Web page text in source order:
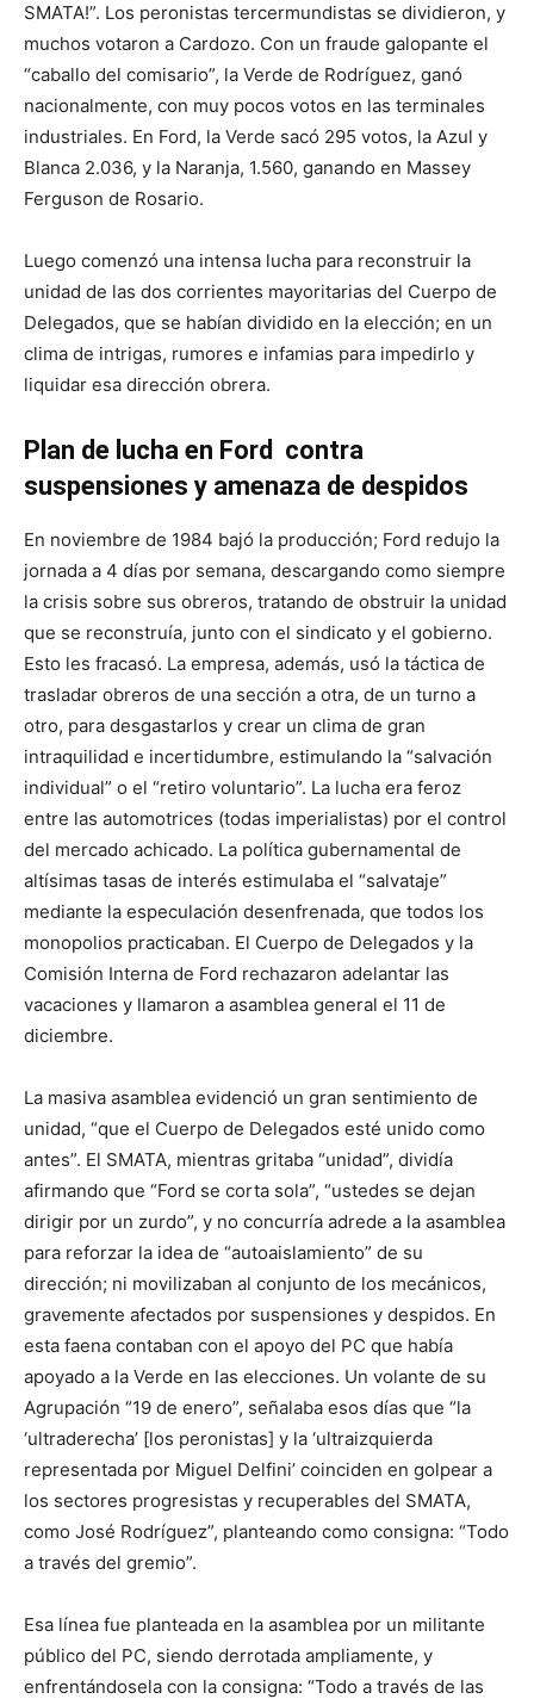
SMATA!”. Los peronistas tercermundistas se dividieron, y
muchos votaron a Cardozo. Con un fraude galopante el
“caballo del comisario”, la Verde de Rodríguez, ganó
nacionalmente, con muy pocos votos en las terminales
industriales. En Ford, la Verde sacó 295 votos, la Azul y
Blanca 2.036, y la Naranja, 1.560, ganando en Massey
Ferguson de Rosario.
Luego comenzó una intensa lucha para reconstruir la
unidad de las dos corrientes mayoritarias del Cuerpo de
Delegados, que se habían dividido en la elección; en un
clima de intrigas, rumores e infamias para impedirlo y
liquidar esa dirección obrera.
Plan de lucha en Ford contra
suspensiones y amenaza de despidos
En noviembre de 1984 bajó la producción; Ford redujo la
jornada a 4 días por semana, descargando como siempre
la crisis sobre sus obreros, tratando de obstruir la unidad
que se reconstruía, junto con el sindicato y el gobierno.
Esto les fracasó. La empresa, además, usó la táctica de
trasladar obreros de una sección a otra, de un turno a
otro, para desgastarlos y crear un clima de gran
intraquilidad e incertidumbre, estimulando la “salvación
individual” o el “retiro voluntario”. La lucha era feroz
entre las automotrices (todas imperialistas) por el control
del mercado achicado. La política gubernamental de
altísimas tasas de interés estimulaba el “salvataje”
mediante la especulación desenfrenada, que todos los
monopolios practicaban. El Cuerpo de Delegados y la
Comisión Interna de Ford rechazaron adelantar las
vacaciones y llamaron a asamblea general el 11 de
diciembre.
La masiva asamblea evidenció un gran sentimiento de
unidad, “que el Cuerpo de Delegados esté unido como
antes”. El SMATA, mientras gritaba “unidad”, dividía
afirmando que “Ford se corta sola”, “ustedes se dejan
dirigir por un zurdo”, y no concurría adrede a la asamblea
para reforzar la idea de “autoaislamiento” de su
dirección; ni movilizaban al conjunto de los mecánicos,
gravemente afectados por suspensiones y despidos. En
esta faena contaban con el apoyo del PC que había
apoyado a la Verde en las elecciones. Un volante de su
Agrupación “19 de enero”, señalaba esos días que “la
‘ultraderecha’ [los peronistas] y la ‘ultraizquierda
representada por Miguel Delfini’ coinciden en golpear a
los sectores progresistas y recuperables del SMATA,
como José Rodríguez”, planteando como consigna: “Todo
a través del gremio”.
Esa línea fue planteada en la asamblea por un militante
público del PC, siendo derrotada ampliamente, y
enfrentándosela con la consigna: “Todo a través de las